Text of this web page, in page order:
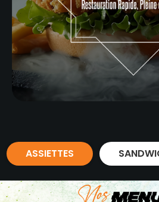
ASSIETTES